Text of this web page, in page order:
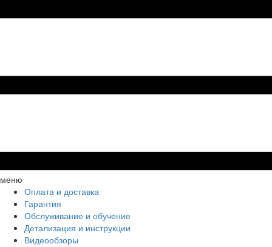
меню
Оплата и доставка
Гарантия
Обслуживание и обучение
Детализация и инструкции
Видеообзоры